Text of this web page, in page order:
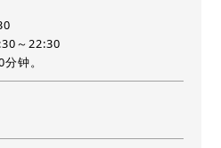
～22:30
钟。